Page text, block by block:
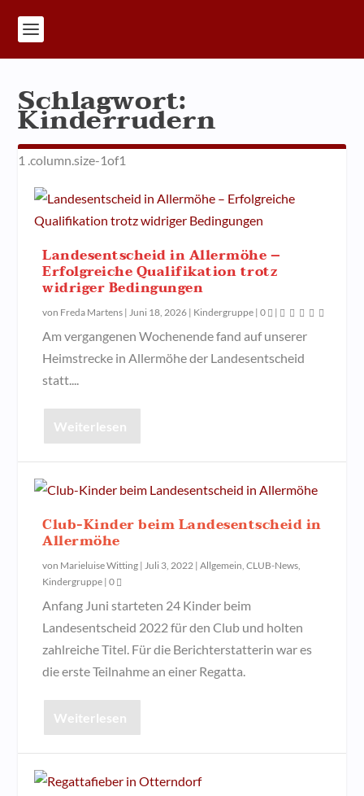
Schlagwort:
Kinderrudern
Landesentscheid in Allermöhe –
Erfolgreiche Qualifikation trotz
widriger Bedingungen
von Freda Martens |Juni 18, 2026 | Kindergruppe |0 |
Am vergangenen Wochenende fand auf unserer
Heimstrecke in Allermöhe der Landesentscheid
statt....
Weiterlesen
Club-Kinder beim Landesentscheid in
Allermöhe
von Marieluise Witting |Juli 3, 2022 |Allgemein,CLUB-News,
Kindergruppe |0
Anfang Juni starteten 24 Kinder beim
Landesentscheid 2022 für den Club und holten
zahlreiche Titel. Für die Berichterstatterin war es
die erste Teilnahme an einer Regatta.
Weiterlesen